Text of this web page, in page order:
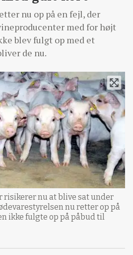
nu op på en fejl, der
med for højt
blev fulgt op med et
de nu.
nu at blive sat under
nu retter op på
ikke fulgte op på påbud til